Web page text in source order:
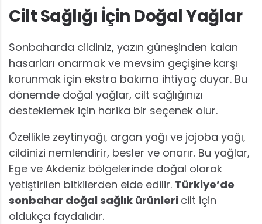
Cilt Sağlığı İçin Doğal Yağlar
Sonbaharda cildiniz, yazın güneşinden kalan
hasarları onarmak ve mevsim geçişine karşı
korunmak için ekstra bakıma ihtiyaç duyar. Bu
dönemde doğal yağlar, cilt sağlığınızı
desteklemek için harika bir seçenek olur.
Özellikle zeytinyağı, argan yağı ve jojoba yağı,
cildinizi nemlendirir, besler ve onarır. Bu yağlar,
Ege ve Akdeniz bölgelerinde doğal olarak
yetiştirilen bitkilerden elde edilir. Türkiye’de
sonbahar doğal sağlık ürünleri cilt için
oldukça faydalıdır.